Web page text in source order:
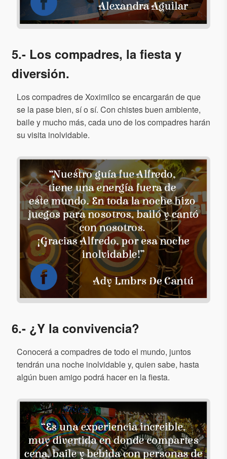
5.- Los compadres, la fiesta y
diversión.
Los compadres de Xoximilco se encargarán de que
se la pase bien, sí o sí. Con chistes buen ambiente,
baile y mucho más, cada uno de los compadres harán
su visita inolvidable.
6.- ¿Y la convivencia?
Conocerá a compadres de todo el mundo, juntos
tendrán una noche inolvidable y, quien sabe, hasta
algún buen amigo podrá hacer en la fiesta.